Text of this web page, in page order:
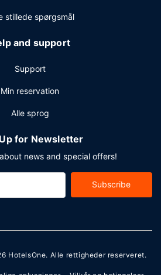
stillede spørgsmål
and support
Support
Min reservation
Alle sprog
for Newsletter
news and special offers!
Subscribe
HotelsOne. Alle rettigheder reserveret.